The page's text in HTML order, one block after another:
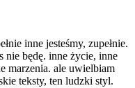
inne jesteśmy, zupełnie.
nie będę. inne życie, inne
marzenia. ale uwielbiam
teksty, ten ludzki styl.